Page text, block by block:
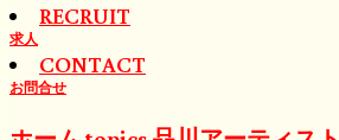
RECRUIT
求人
CONTACT
お問合せ